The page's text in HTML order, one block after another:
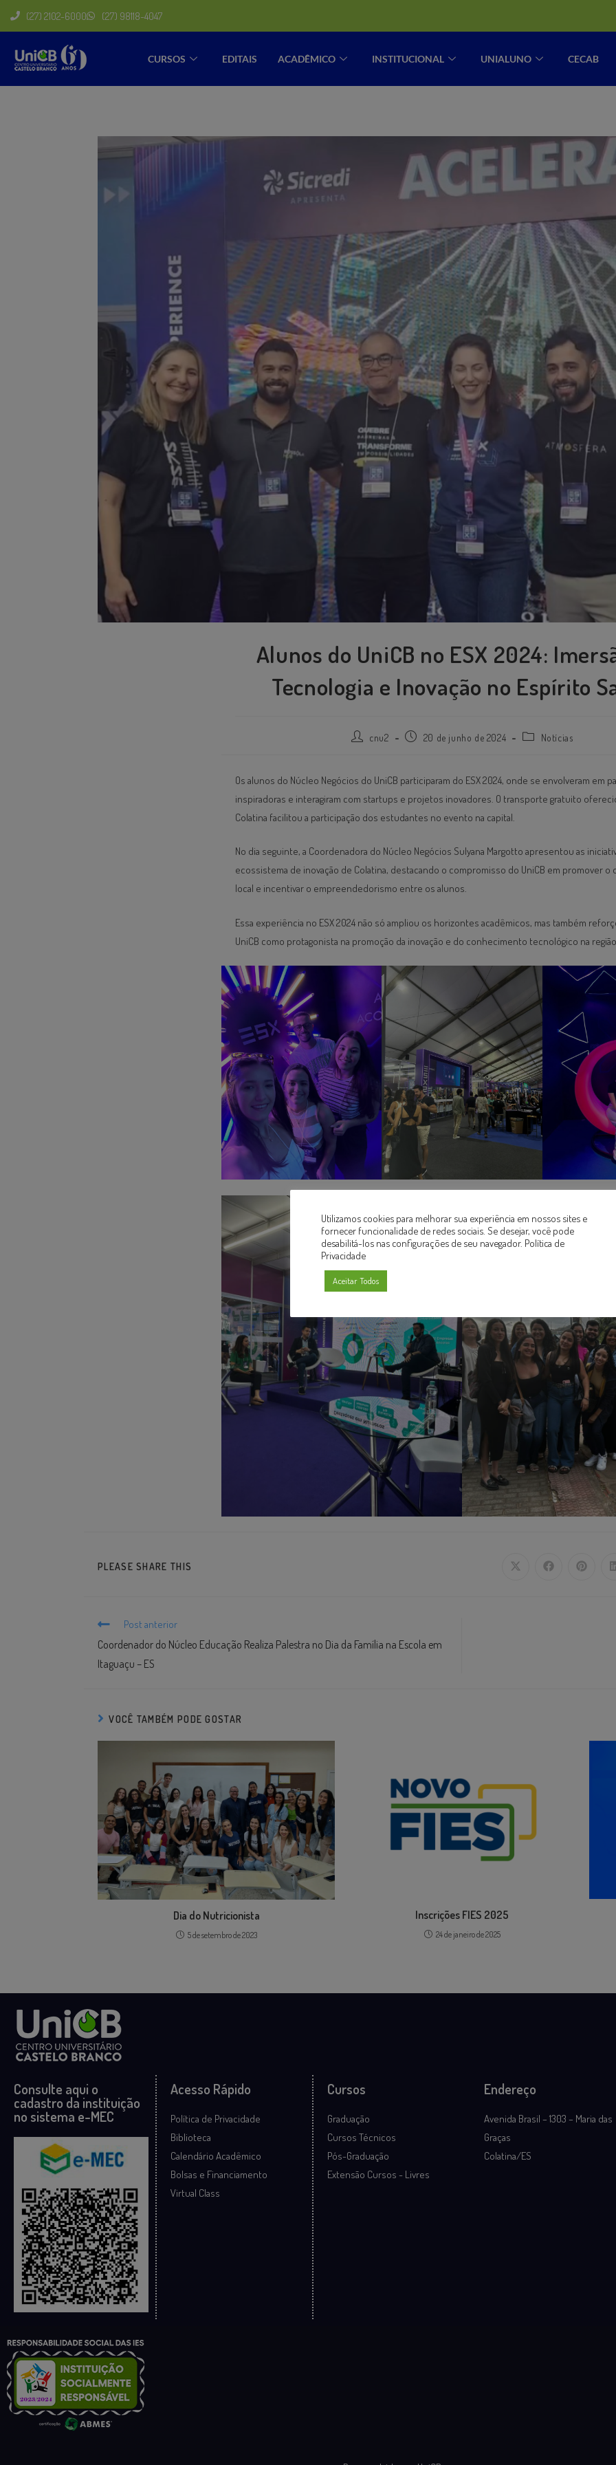
(27) 2102-6000 (27) 98118-4047
CURSOS EDITAIS ACADÊMICO INSTITUCIONAL UNIALUNO CECAB
Alunos do UniCB no ESX 2024:
Tecnologia e Inovação no Espírito
cnu2 20 de junho de 2024 Notícias
Os alunos do Núcleo Negócios do UniCB participaram do ESX 2024, onde se envolveram em
inspiradoras e interagiram com startups e projetos inovadores. O transporte gratuito
Colatina facilitou a participação dos estudantes no evento na capital.
No dia seguinte, a Coordenadora do Núcleo Negócios Sulyana Margotto apresentou as
ecossistema de inovação de Colatina, destacando o compromisso do UniCB em promover
local e incentivar o empreendedorismo entre os alunos.
Essa experiência no ESX 2024 não só ampliou os horizontes acadêmicos, mas também
UniCB como protagonista na promoção da inovação e do conhecimento tecnológico na
PLEASE SHARE THIS
Post anterior
Coordenador do Núcleo Educação Realiza Palestra no Dia da Família na Escola em
Itaguaçu – ES
VOCÊ TAMBÉM PODE GOSTAR
Dia do Nutricionista
5 de setembro de 2023
Inscrições FIES 2025
24 de janeiro de 2025
Consulte aqui o
cadastro da instituição
no sistema e-MEC
Acesso Rápido
Política de Privacidade
Biblioteca
Calendário Acadêmico
Bolsas e Financiamento
Virtual Class
Cursos
Graduação
Cursos Técnicos
Pós-Graduação
Extensão Cursos - Livres
Endereço
Avenida Brasil – 1303 – Maria das
Graças
Colatina/ES
Utilizamos cookies para melhorar sua experiência em nossos sites e
fornecer funcionalidade de redes sociais. Se desejar, você pode
desabilitá-los nas configurações de seu navegador. Política de
Privacidade
Aceitar Todos